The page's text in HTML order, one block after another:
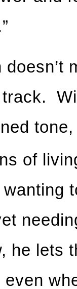
doesn’t
of
he lets
even